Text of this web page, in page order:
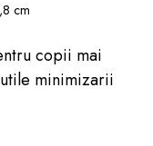
cm
copii mai
utile minimizarii